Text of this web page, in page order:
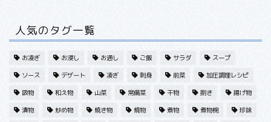
人気のタグ一覧
お凌ぎ お浸し お通し ご飯 サラダ スープ
ソース デザート 凌ぎ 刺身 前菜 加圧調理レシピ
吸物 和え物 山菜 常備菜 干物 捌き 揚げ物
漬物 炒め物 焼き物 焼物 煮物 煮物椀 珍味
春・野菜
春・魚